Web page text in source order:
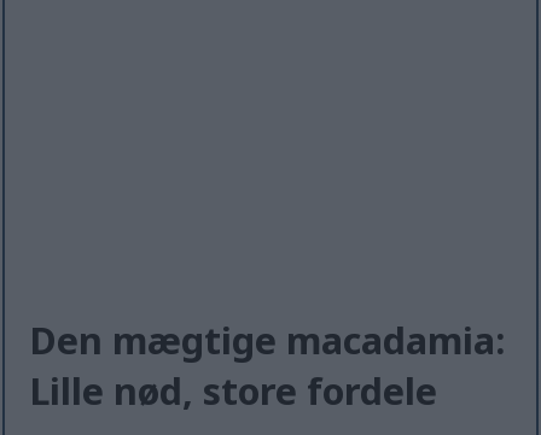
Den mægtige macadamia:
Lille nød, store fordele